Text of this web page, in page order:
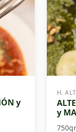
y
H.
y
750gr